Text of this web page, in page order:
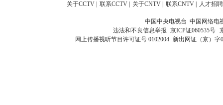
关于CCTV 联系CCTV 关于CNTV 联系CNTV 人才招聘
中国中央电视台 中国网络电
违法和不良信息举报 京ICP证060535号
网上传播视听节目许可证号 0102004 新出网证（京）